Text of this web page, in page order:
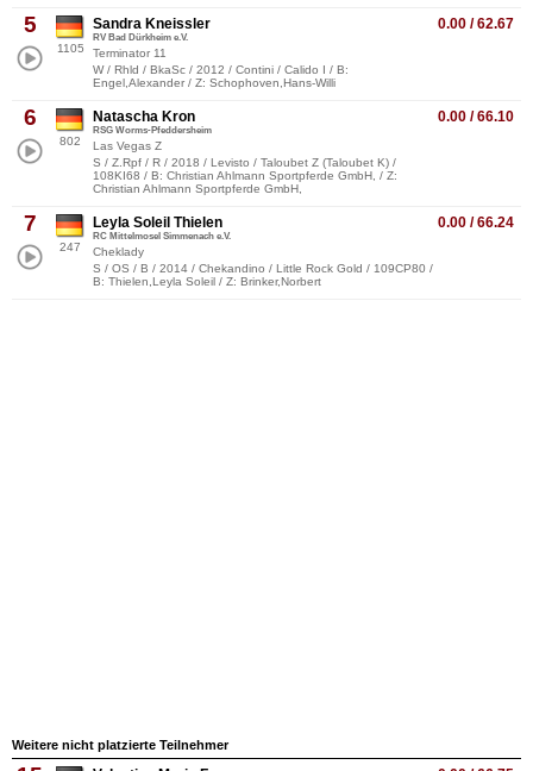
5
1105
0.00 / 62.67
Sandra Kneissler
RV Bad Dürkheim e.V.
Terminator 11
W / Rhld / BkaSc / 2012 / Contini / Calido I / B:
Engel,Alexander / Z: Schophoven,Hans-Willi
6
802
0.00 / 66.10
Natascha Kron
RSG Worms-Pfeddersheim
Las Vegas Z
S / Z.Rpf / R / 2018 / Levisto / Taloubet Z (Taloubet K) /
108KI68 / B: Christian Ahlmann Sportpferde GmbH, / Z:
Christian Ahlmann Sportpferde GmbH,
7
247
0.00 / 66.24
Leyla Soleil Thielen
RC Mittelmosel Simmenach e.V.
Cheklady
S / OS / B / 2014 / Chekandino / Little Rock Gold / 109CP80 /
B: Thielen,Leyla Soleil / Z: Brinker,Norbert
Weitere nicht platzierte Teilnehmer